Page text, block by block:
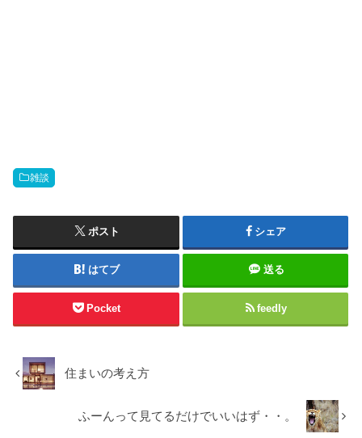
雑談
ポスト シェア
はてブ 送る
Pocket feedly
住まいの考え方
ふーんって見てるだけでいいはず・・。